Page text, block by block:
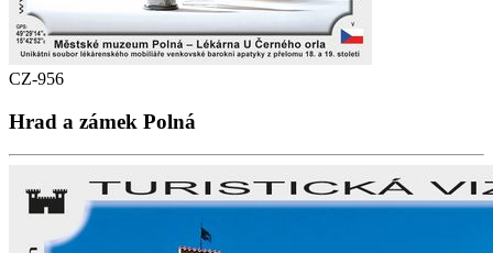
CZ-956
Hrad a zámek Polná